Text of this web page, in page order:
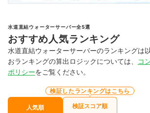
水道直結ウォーターサーバー全5選
おすすめ人気ランキング
水道直結ウォーターサーバーのランキングは
おランキングの算出ロジックについては、
コ
ポリシーをご覧ください。
人気順
検証したランキングはこちら
検証スコア順